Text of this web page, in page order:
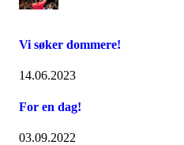
Vi søker dommere!
14.06.2023
For en dag!
03.09.2022